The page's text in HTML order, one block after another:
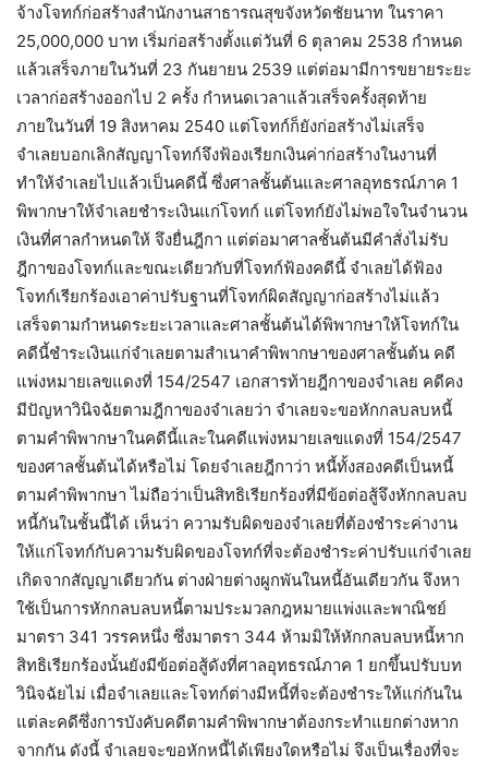
จ้างโจทก์ก่อสร้างสำนักงานสาธารณสุขจังหวัดชัยนาท ในราคา
25,000,000 บาท เริ่มก่อสร้างตั้งแต่วันที่ 6 ตุลาคม 2538 กำหนด
แล้วเสร็จภายในวันที่ 23 กันยายน 2539 แต่ต่อมามีการขยายระยะ
เวลาก่อสร้างออกไป 2 ครั้ง กำหนดเวลาแล้วเสร็จครั้งสุดท้าย
ภายในวันที่ 19 สิงหาคม 2540 แต่โจทก์ก็ยังก่อสร้างไม่เสร็จ
จำเลยบอกเลิกสัญญาโจทก์จึงฟ้องเรียกเงินค่าก่อสร้างในงานที่
ทำให้จำเลยไปแล้วเป็นคดีนี้ ซึ่งศาลชั้นต้นและศาลอุทธรณ์ภาค 1
พิพากษาให้จำเลยชำระเงินแก่โจทก์ แต่โจทก์ยังไม่พอใจในจำนวน
เงินที่ศาลกำหนดให้ จึงยื่นฎีกา แต่ต่อมาศาลชั้นต้นมีคำสั่งไม่รับ
ฎีกาของโจทก์และขณะเดียวกับที่โจทก์ฟ้องคดีนี้ จำเลยได้ฟ้อง
โจทก์เรียกร้องเอาค่าปรับฐานที่โจทก์ผิดสัญญาก่อสร้างไม่แล้ว
เสร็จตามกำหนดระยะเวลาและศาลชั้นต้นได้พิพากษาให้โจทก์ใน
คดีนี้ชำระเงินแก่จำเลยตามสำเนาคำพิพากษาของศาลชั้นต้น คดี
แพ่งหมายเลขแดงที่ 154/2547 เอกสารท้ายฎีกาของจำเลย คดีคง
มีปัญหาวินิจฉัยตามฎีกาของจำเลยว่า จำเลยจะขอหักกลบลบหนี้
ตามคำพิพากษาในคดีนี้และในคดีแพ่งหมายเลขแดงที่ 154/2547
ของศาลชั้นต้นได้หรือไม่ โดยจำเลยฎีกาว่า หนี้ทั้งสองคดีเป็นหนี้
ตามคำพิพากษา ไม่ถือว่าเป็นสิทธิเรียกร้องที่มีข้อต่อสู้จึงหักกลบลบ
หนี้กันในชั้นนี้ได้ เห็นว่า ความรับผิดของจำเลยที่ต้องชำระค่างาน
ให้แก่โจทก์กับความรับผิดของโจทก์ที่จะต้องชำระค่าปรับแก่จำเลย
เกิดจากสัญญาเดียวกัน ต่างฝ่ายต่างผูกพันในหนี้อันเดียวกัน จึงหา
ใช้เป็นการหักกลบลบหนี้ตามประมวลกฎหมายแพ่งและพาณิชย์
มาตรา 341 วรรคหนึ่ง ซึ่งมาตรา 344 ห้ามมิให้หักกลบลบหนี้หาก
สิทธิเรียกร้องนั้นยังมีข้อต่อสู้ดังที่ศาลอุทธรณ์ภาค 1 ยกขึ้นปรับบท
วินิจฉัยไม่ เมื่อจำเลยและโจทก์ต่างมีหนี้ที่จะต้องชำระให้แก่กันใน
แต่ละคดีซึ่งการบังคับคดีตามคำพิพากษาต้องกระทำแยกต่างหาก
จากกัน ดังนี้ จำเลยจะขอหักหนี้ได้เพียงใดหรือไม่ จึงเป็นเรื่องที่จะ